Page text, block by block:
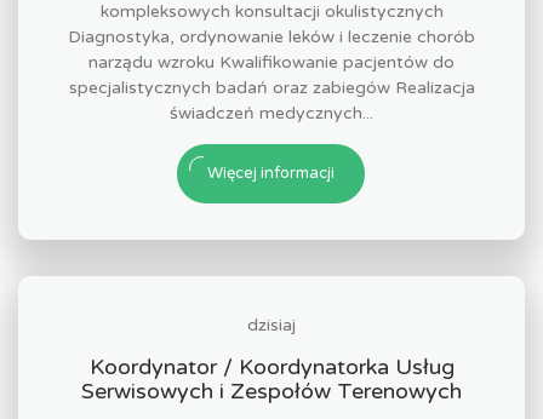
kompleksowych konsultacji okulistycznych
Diagnostyka, ordynowanie leków i leczenie chorób
narządu wzroku Kwalifikowanie pacjentów do
specjalistycznych badań oraz zabiegów Realizacja
świadczeń medycznych...
Więcej informacji
dzisiaj
Koordynator / Koordynatorka Usług
Serwisowych i Zespołów Terenowych